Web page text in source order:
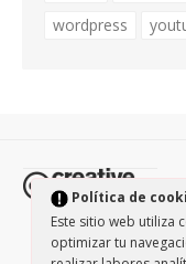
Política de
Este sitio web utiliza
optimizar tu
wordpress
protegidos por la
NonCommercial-